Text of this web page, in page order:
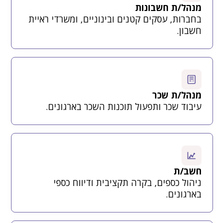
מנהל/ת חשבונות
בחברות, עסקים קטנים ובינוניים, ומשרדי ראיית
חשבון.
מנהל/ת שכר
עיבוד שכר ותפעול תוכנות השכר בארגונים.
חשב/ת
ניהול כספים, בקרה תקציבית ודיווח כספי
בארגונים.